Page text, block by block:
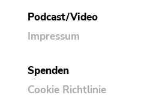
Podcast/Video
Impressum
Spenden
Cookie Richtlinie